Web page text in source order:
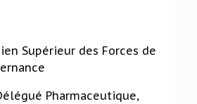
Supérieur des Forces de
Pharmaceutique,